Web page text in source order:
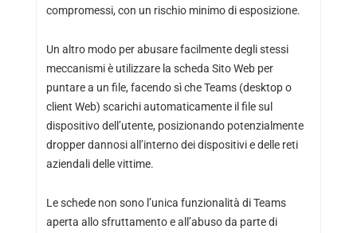
compromessi, con un rischio minimo di esposizione.
Un altro modo per abusare facilmente degli stessi
meccanismi è utilizzare la scheda Sito Web per
puntare a un file, facendo sì che Teams (desktop o
client Web) scarichi automaticamente il file sul
dispositivo dell’utente, posizionando potenzialmente
dropper dannosi all’interno dei dispositivi e delle reti
aziendali delle vittime.
Le schede non sono l’unica funzionalità di Teams
aperta allo sfruttamento e all’abuso da parte di